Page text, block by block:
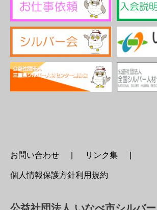
お問い合わせ リンク集
個人情報保護方針利用規約